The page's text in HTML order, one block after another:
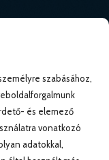
szabásához,
és elemező
vonatkozó
adatokkal,